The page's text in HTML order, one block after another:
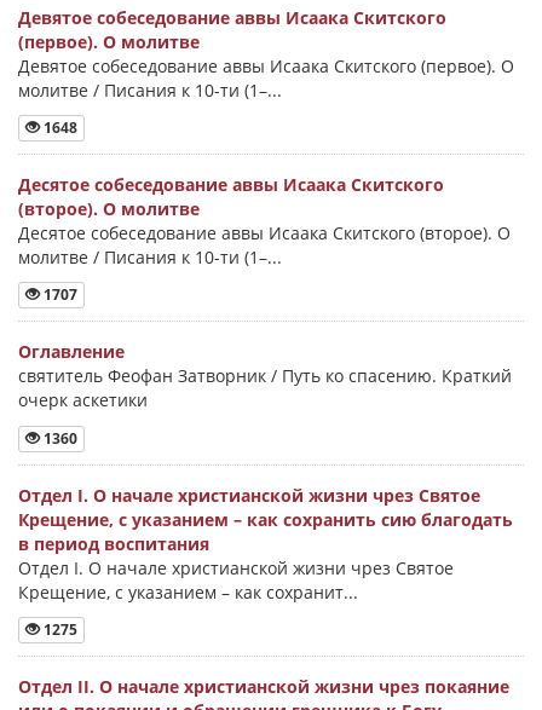
Девятое собеседование аввы Исаака Скитского
(первое). О молитве
Девятое собеседование аввы Исаака Скитского (первое). О
молитве / Писания к 10-ти (1–...
1648
Десятое собеседование аввы Исаака Скитского
(второе). О молитве
Десятое собеседование аввы Исаака Скитского (второе). О
молитве / Писания к 10-ти (1–...
1707
Оглавление
святитель Феофан Затворник / Путь ко спасению. Краткий
очерк аскетики
1360
Отдел I. О начале христианской жизни чрез Святое
Крещение, с указанием – как сохранить сию благодать
в период воспитания
Отдел I. О начале христианской жизни чрез Святое
Крещение, с указанием – как сохранит...
1275
Отдел II. О начале христианской жизни чрез покаяние